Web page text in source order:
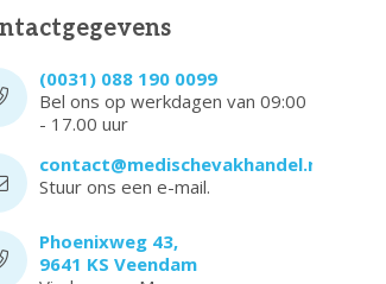
(0031) 088 190 0099
Bel ons op werkdagen van 09:00
- 17.00 uur
contact@medischevakhandel.nl
Stuur ons een e-mail.
Phoenixweg 43,
9641 KS Veendam